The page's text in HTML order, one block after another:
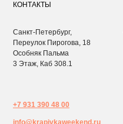
Санкт-Петербург,
Переулок Пирогова, 18
Особняк Пальма
3 Этаж, Каб 308.1
+7 931 390 48 00
КОНТАКТЫ